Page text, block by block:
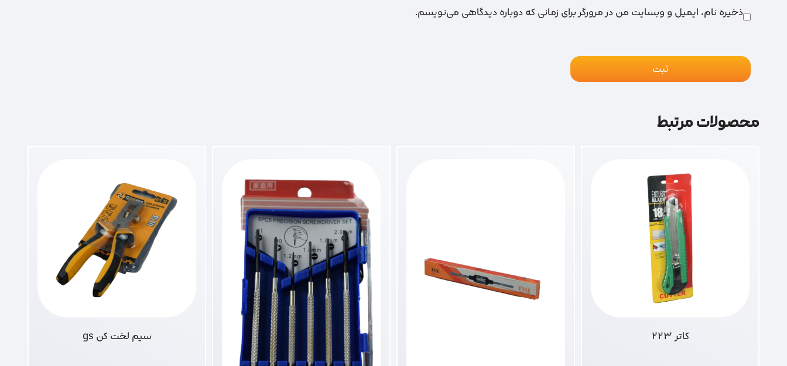
ذخیره نام، ایمیل و وبسایت من در مرورگر برای زمانی که دوباره دیدگاهی می‌نویسم.
محصولات مرتبط
کاتر 223 سیم لخت کن gs